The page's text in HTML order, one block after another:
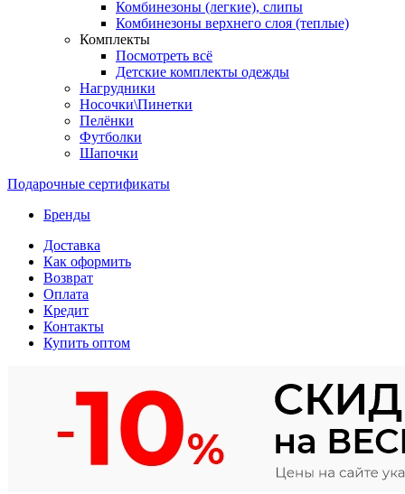
Комбинезоны (легкие), слипы
Комбинезоны верхнего слоя (теплые)
Комплекты
Посмотреть всё
Детские комплекты одежды
Нагрудники
Носочки\Пинетки
Пелёнки
Футболки
Шапочки
Подарочные сертификаты
Бренды
Доставка
Как оформить
Возврат
Оплата
Кредит
Контакты
Купить оптом